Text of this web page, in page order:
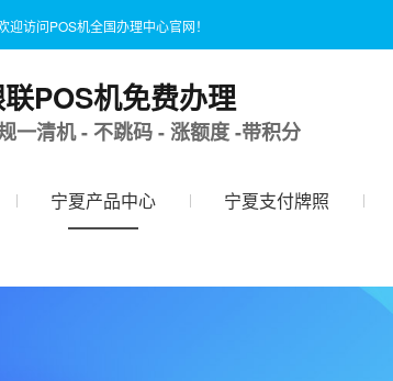
迎访问POS机全国办理中心官网！
POS机免费办理
一清机 - 不跳码 - 涨额度 -带积分
宁夏产品中心 宁夏支付牌照